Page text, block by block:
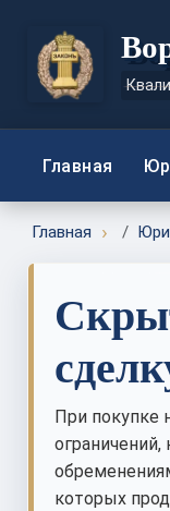
Главная
Главная
При покупке
которых